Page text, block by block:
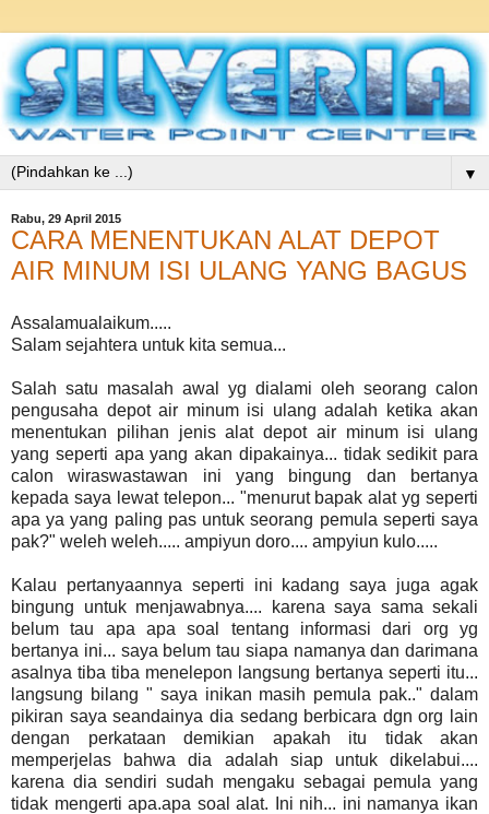
▼
Rabu, 29 April 2015
CARA MENENTUKAN ALAT DEPOT
AIR MINUM ISI ULANG YANG BAGUS
Assalamualaikum.....
Salam sejahtera untuk kita semua...
Salah satu masalah awal yg dialami oleh seorang calon
pengusaha depot air minum isi ulang adalah ketika akan
menentukan pilihan jenis alat depot air minum isi ulang
yang seperti apa yang akan dipakainya... tidak sedikit para
calon wiraswastawan ini yang bingung dan bertanya
kepada saya lewat telepon... "menurut bapak alat yg seperti
apa ya yang paling pas untuk seorang pemula seperti saya
pak?" weleh weleh..... ampiyun doro.... ampyiun kulo.....
Kalau pertanyaannya seperti ini kadang saya juga agak
bingung untuk menjawabnya.... karena saya sama sekali
belum tau apa apa soal tentang informasi dari org yg
bertanya ini... saya belum tau siapa namanya dan darimana
asalnya tiba tiba menelepon langsung bertanya seperti itu...
langsung bilang " saya inikan masih pemula pak.." dalam
pikiran saya seandainya dia sedang berbicara dgn org lain
dengan perkataan demikian apakah itu tidak akan
memperjelas bahwa dia adalah siap untuk dikelabui....
karena dia sendiri sudah mengaku sebagai pemula yang
tidak mengerti apa.apa soal alat. Ini nih... ini namanya ikan